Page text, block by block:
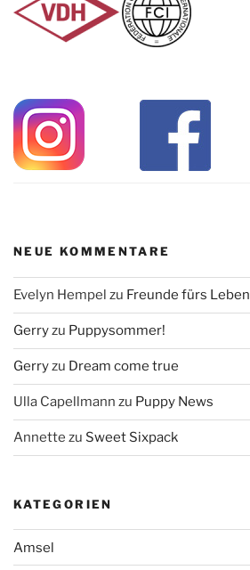
NEUE KOMMENTARE
Evelyn Hempel zu Freunde fürs Leben
Gerryzu Puppysommer!
Gerryzu Dream come true
Ulla Capellmann zu Puppy News
Annette zu Sweet Sixpack
KATEGORIEN
Amsel